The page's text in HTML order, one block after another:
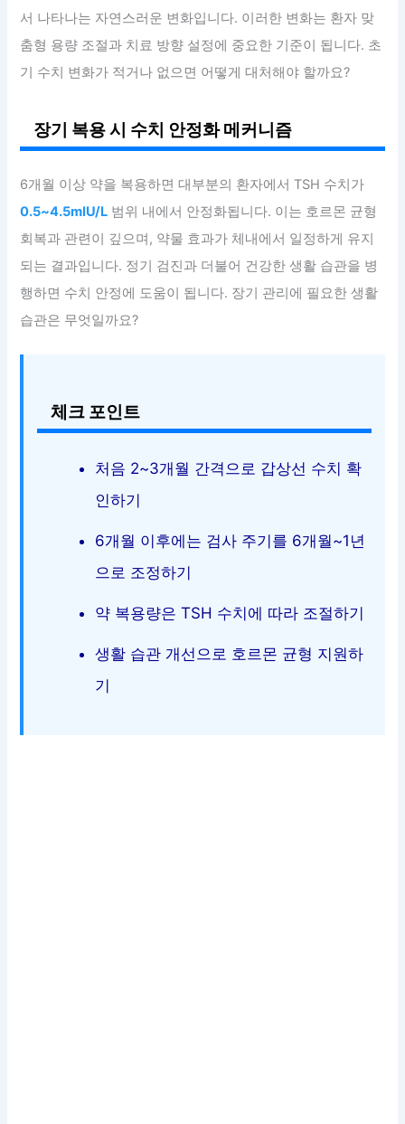
서 나타나는 자연스러운 변화입니다. 이러한 변화는 환자 맞
춤형 용량 조절과 치료 방향 설정에 중요한 기준이 됩니다. 초
기 수치 변화가 적거나 없으면 어떻게 대처해야 할까요?
장기 복용 시 수치 안정화 메커니즘
6개월 이상 약을 복용하면 대부분의 환자에서 TSH 수치가
0.5~4.5mIU/L 범위 내에서 안정화됩니다. 이는 호르몬 균형
회복과 관련이 깊으며, 약물 효과가 체내에서 일정하게 유지
되는 결과입니다. 정기 검진과 더불어 건강한 생활 습관을 병
행하면 수치 안정에 도움이 됩니다. 장기 관리에 필요한 생활
습관은 무엇일까요?
체크 포인트
처음 2~3개월 간격으로 갑상선 수치 확
인하기
6개월 이후에는 검사 주기를 6개월~1년
으로 조정하기
약 복용량은 TSH 수치에 따라 조절하기
생활 습관 개선으로 호르몬 균형 지원하
기